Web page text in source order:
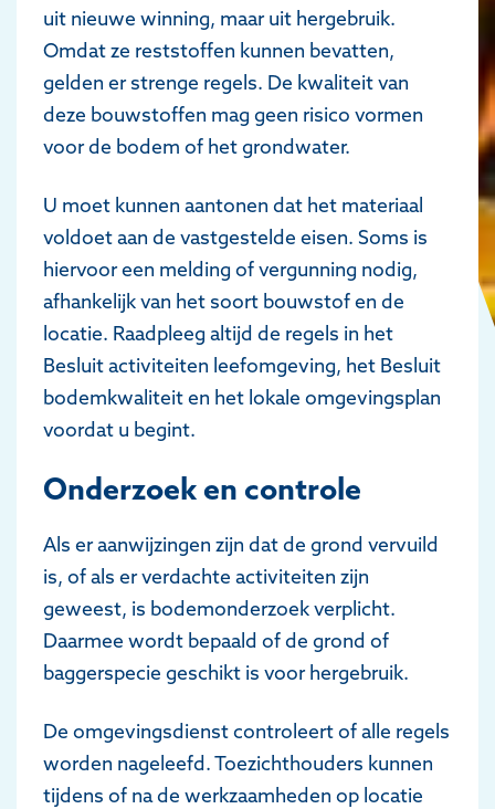
uit nieuwe winning, maar uit hergebruik.
Omdat ze reststoffen kunnen bevatten,
gelden er strenge regels. De kwaliteit van
deze bouwstoffen mag geen risico vormen
voor de bodem of het grondwater.
U moet kunnen aantonen dat het materiaal
voldoet aan de vastgestelde eisen. Soms is
hiervoor een melding of vergunning nodig,
afhankelijk van het soort bouwstof en de
locatie. Raadpleeg altijd de regels in het
Besluit activiteiten leefomgeving, het Besluit
bodemkwaliteit en het lokale omgevingsplan
voordat u begint.
Onderzoek en controle
Als er aanwijzingen zijn dat de grond vervuild
is, of als er verdachte activiteiten zijn
geweest, is bodemonderzoek verplicht.
Daarmee wordt bepaald of de grond of
baggerspecie geschikt is voor hergebruik.
De omgevingsdienst controleert of alle regels
worden nageleefd. Toezichthouders kunnen
tijdens of na de werkzaamheden op locatie